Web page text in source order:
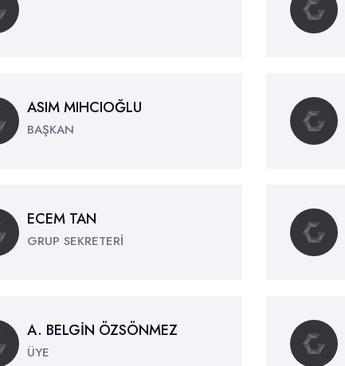
ASIM MIHCIOĞLU
BAŞKAN
ECEM TAN
GRUP SEKRETERİ
A. BELGİN ÖZSÖNMEZ
ÜYE